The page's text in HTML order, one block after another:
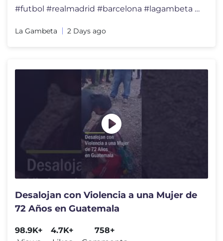
#futbol #realmadrid #barcelona #lagambeta Suscríbete a La Gambeta ⚽
La Gambeta 2 Days ago
Desalojan con Violencia a una Mujer de
72 Años en Guatemala
98.9K+
4.7K+
758+